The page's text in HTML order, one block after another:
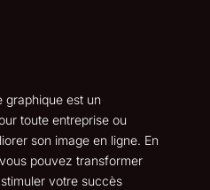
graphique est un
toute entreprise ou
son image en ligne. En
pouvez transformer
votre succès